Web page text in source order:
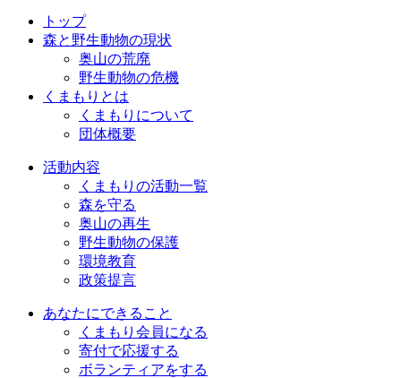
トップ
森と野生動物の現状
奥山の荒廃
野生動物の危機
くまもりとは
くまもりについて
団体概要
活動内容
くまもりの活動一覧
森を守る
奥山の再生
野生動物の保護
環境教育
政策提言
あなたにできること
くまもり会員になる
寄付で応援する
ボランティアをする